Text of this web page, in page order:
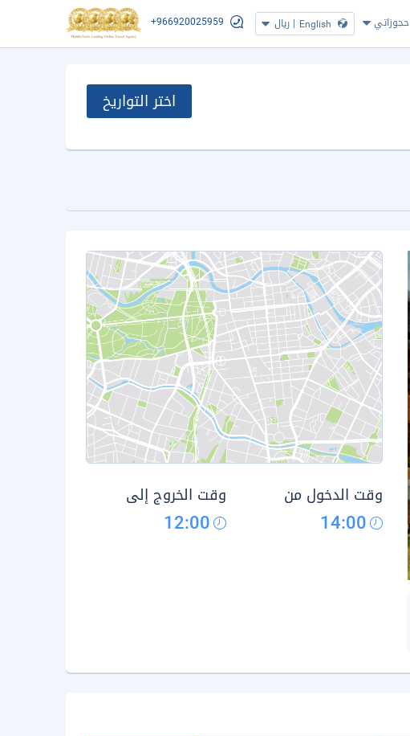
حجوزاتي English
| ريال +966920025959
اختر التواريخ
وقت الدخول من
14:00
وقت الخروج إلى
12:00